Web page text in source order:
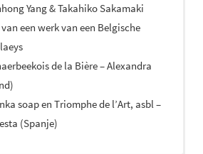
Yang & Takahiko Sakamaki
een werk van een Belgische
de la Bière – Alexandra
soap en Triomphe de l’Art, asbl –
(Spanje)